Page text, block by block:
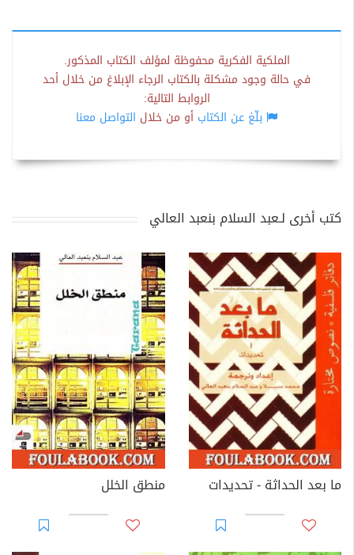
الملكية الفكرية محفوظة لمؤلف الكتاب المذكور.
في حالة وجود مشكلة بالكتاب الرجاء الإبلاغ من خلال أحد
الروابط التالية:
بلّغ عن الكتاب أو من خلال التواصل معنا
كتب أخرى لـعبد السلام بنعبد العالي
ما بعد الحداثة - تحديدات منطق الخلل